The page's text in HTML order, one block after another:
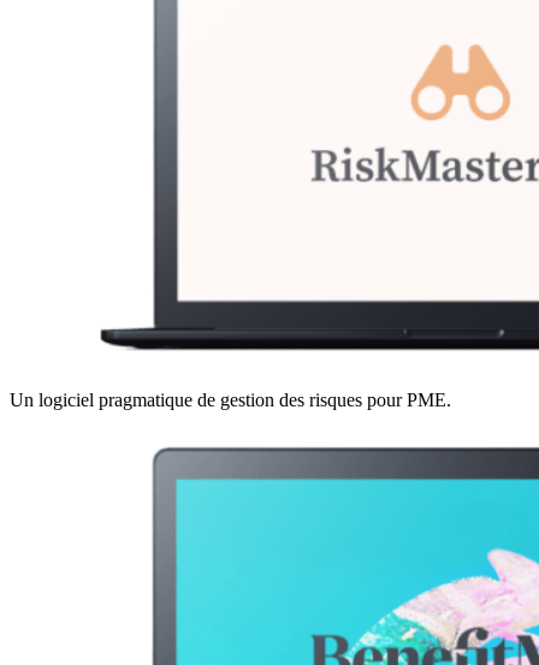
Un logiciel pragmatique de gestion des risques pour PME.